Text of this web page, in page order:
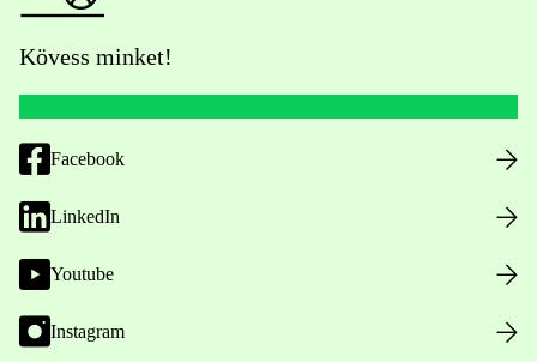
Kövess minket!
Facebook
LinkedIn
Youtube
Instagram